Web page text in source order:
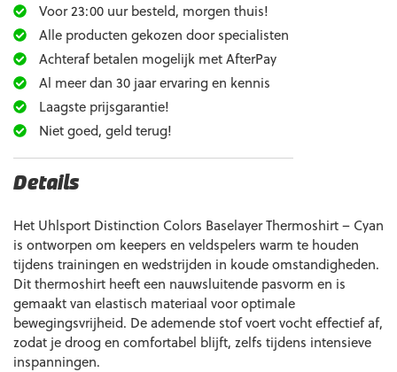
Voor 23:00 uur besteld, morgen thuis!
Alle producten gekozen door specialisten
Achteraf betalen mogelijk met AfterPay
Al meer dan 30 jaar ervaring en kennis
Laagste prijsgarantie!
Niet goed, geld terug!
Details
Het Uhlsport Distinction Colors Baselayer Thermoshirt – Cyan
is ontworpen om keepers en veldspelers warm te houden
tijdens trainingen en wedstrijden in koude omstandigheden.
Dit thermoshirt heeft een nauwsluitende pasvorm en is
gemaakt van elastisch materiaal voor optimale
bewegingsvrijheid. De ademende stof voert vocht effectief af,
zodat je droog en comfortabel blijft, zelfs tijdens intensieve
inspanningen.